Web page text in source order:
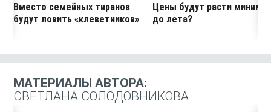
Вместо семейных тиранов
будут ловить «клеветников»
Цены будут расти
до лета?
МАТЕРИАЛЫ АВТОРА:
СВЕТЛАНА СОЛОДОВНИКОВА